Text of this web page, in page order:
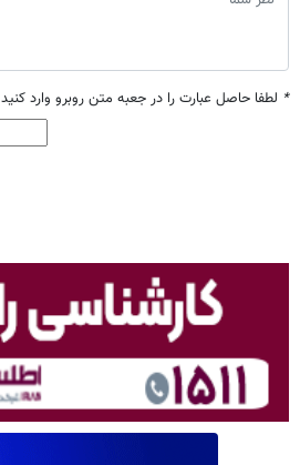
* لطفا حاصل عبارت را در جعبه متن روبرو وارد کنید